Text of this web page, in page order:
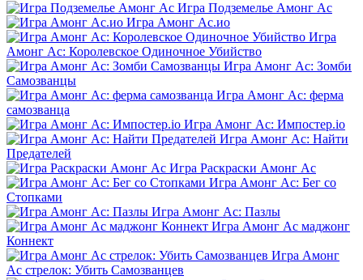
Игра Подземелье Амонг Ас
Игра Амонг Ас.ио
Игра
Амонг Ас: Королевское Одиночное Убийство
Игра Амонг Ас: Зомби
Самозванцы
Игра Амонг Ас: ферма
самозванца
Игра Амонг Ас: Импостер.io
Игра Амонг Ас: Найти
Предателей
Игра Раскраски Амонг Ас
Игра Амонг Ас: Бег со
Стопками
Игра Амонг Ас: Пазлы
Игра Амонг Ас маджонг
Коннект
Игра Амонг
Ас стрелок: Убить Самозванцев